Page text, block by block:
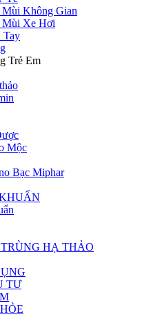
Không Gian
Xe Hơi
Tay
Trẻ Em
Mộc
Bạc Miphar
HẠ THẢO
TƯ